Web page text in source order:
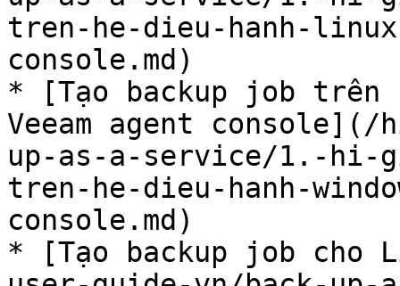
tren-he-dieu-hanh-
console.md)
* [Tạo backup job trên
Veeam agent
up-as-a-service/1.-hi-
tren-he-dieu-hanh-
console.md)
* [Tạo backup job